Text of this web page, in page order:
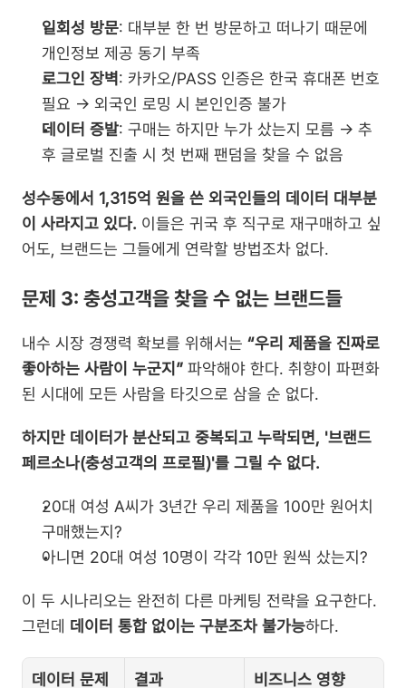
일회성 방문: 대부분 한 번 방문하고 떠나기 때문에
개인정보 제공 동기 부족
로그인 장벽: 카카오/PASS 인증은 한국 휴대폰 번호
필요 → 외국인 로밍 시 본인인증 불가
데이터 증발: 구매는 하지만 누가 샀는지 모름 → 추
후 글로벌 진출 시 첫 번째 팬덤을 찾을 수 없음
성수동에서 1,315억 원을 쓴 외국인들의 데이터 대부분
이 사라지고 있다. 이들은 귀국 후 직구로 재구매하고 싶
어도, 브랜드는 그들에게 연락할 방법조차 없다.
문제 3: 충성고객을 찾을 수 없는 브랜드들
내수 시장 경쟁력 확보를 위해서는 “우리 제품을 진짜로
좋아하는 사람이 누군지” 파악해야 한다. 취향이 파편화
된 시대에 모든 사람을 타깃으로 삼을 순 없다.
하지만 데이터가 분산되고 중복되고 누락되면, '브랜드
페르소나(충성고객의 프로필)'를 그릴 수 없다.
20대 여성 A씨가 3년간 우리 제품을 100만 원어치
구매했는지?
아니면 20대 여성 10명이 각각 10만 원씩 샀는지?
이 두 시나리오는 완전히 다른 마케팅 전략을 요구한다.
그런데 데이터 통합 없이는 구분조차 불가능하다.
데이터 문제 결과 비즈니스 영향